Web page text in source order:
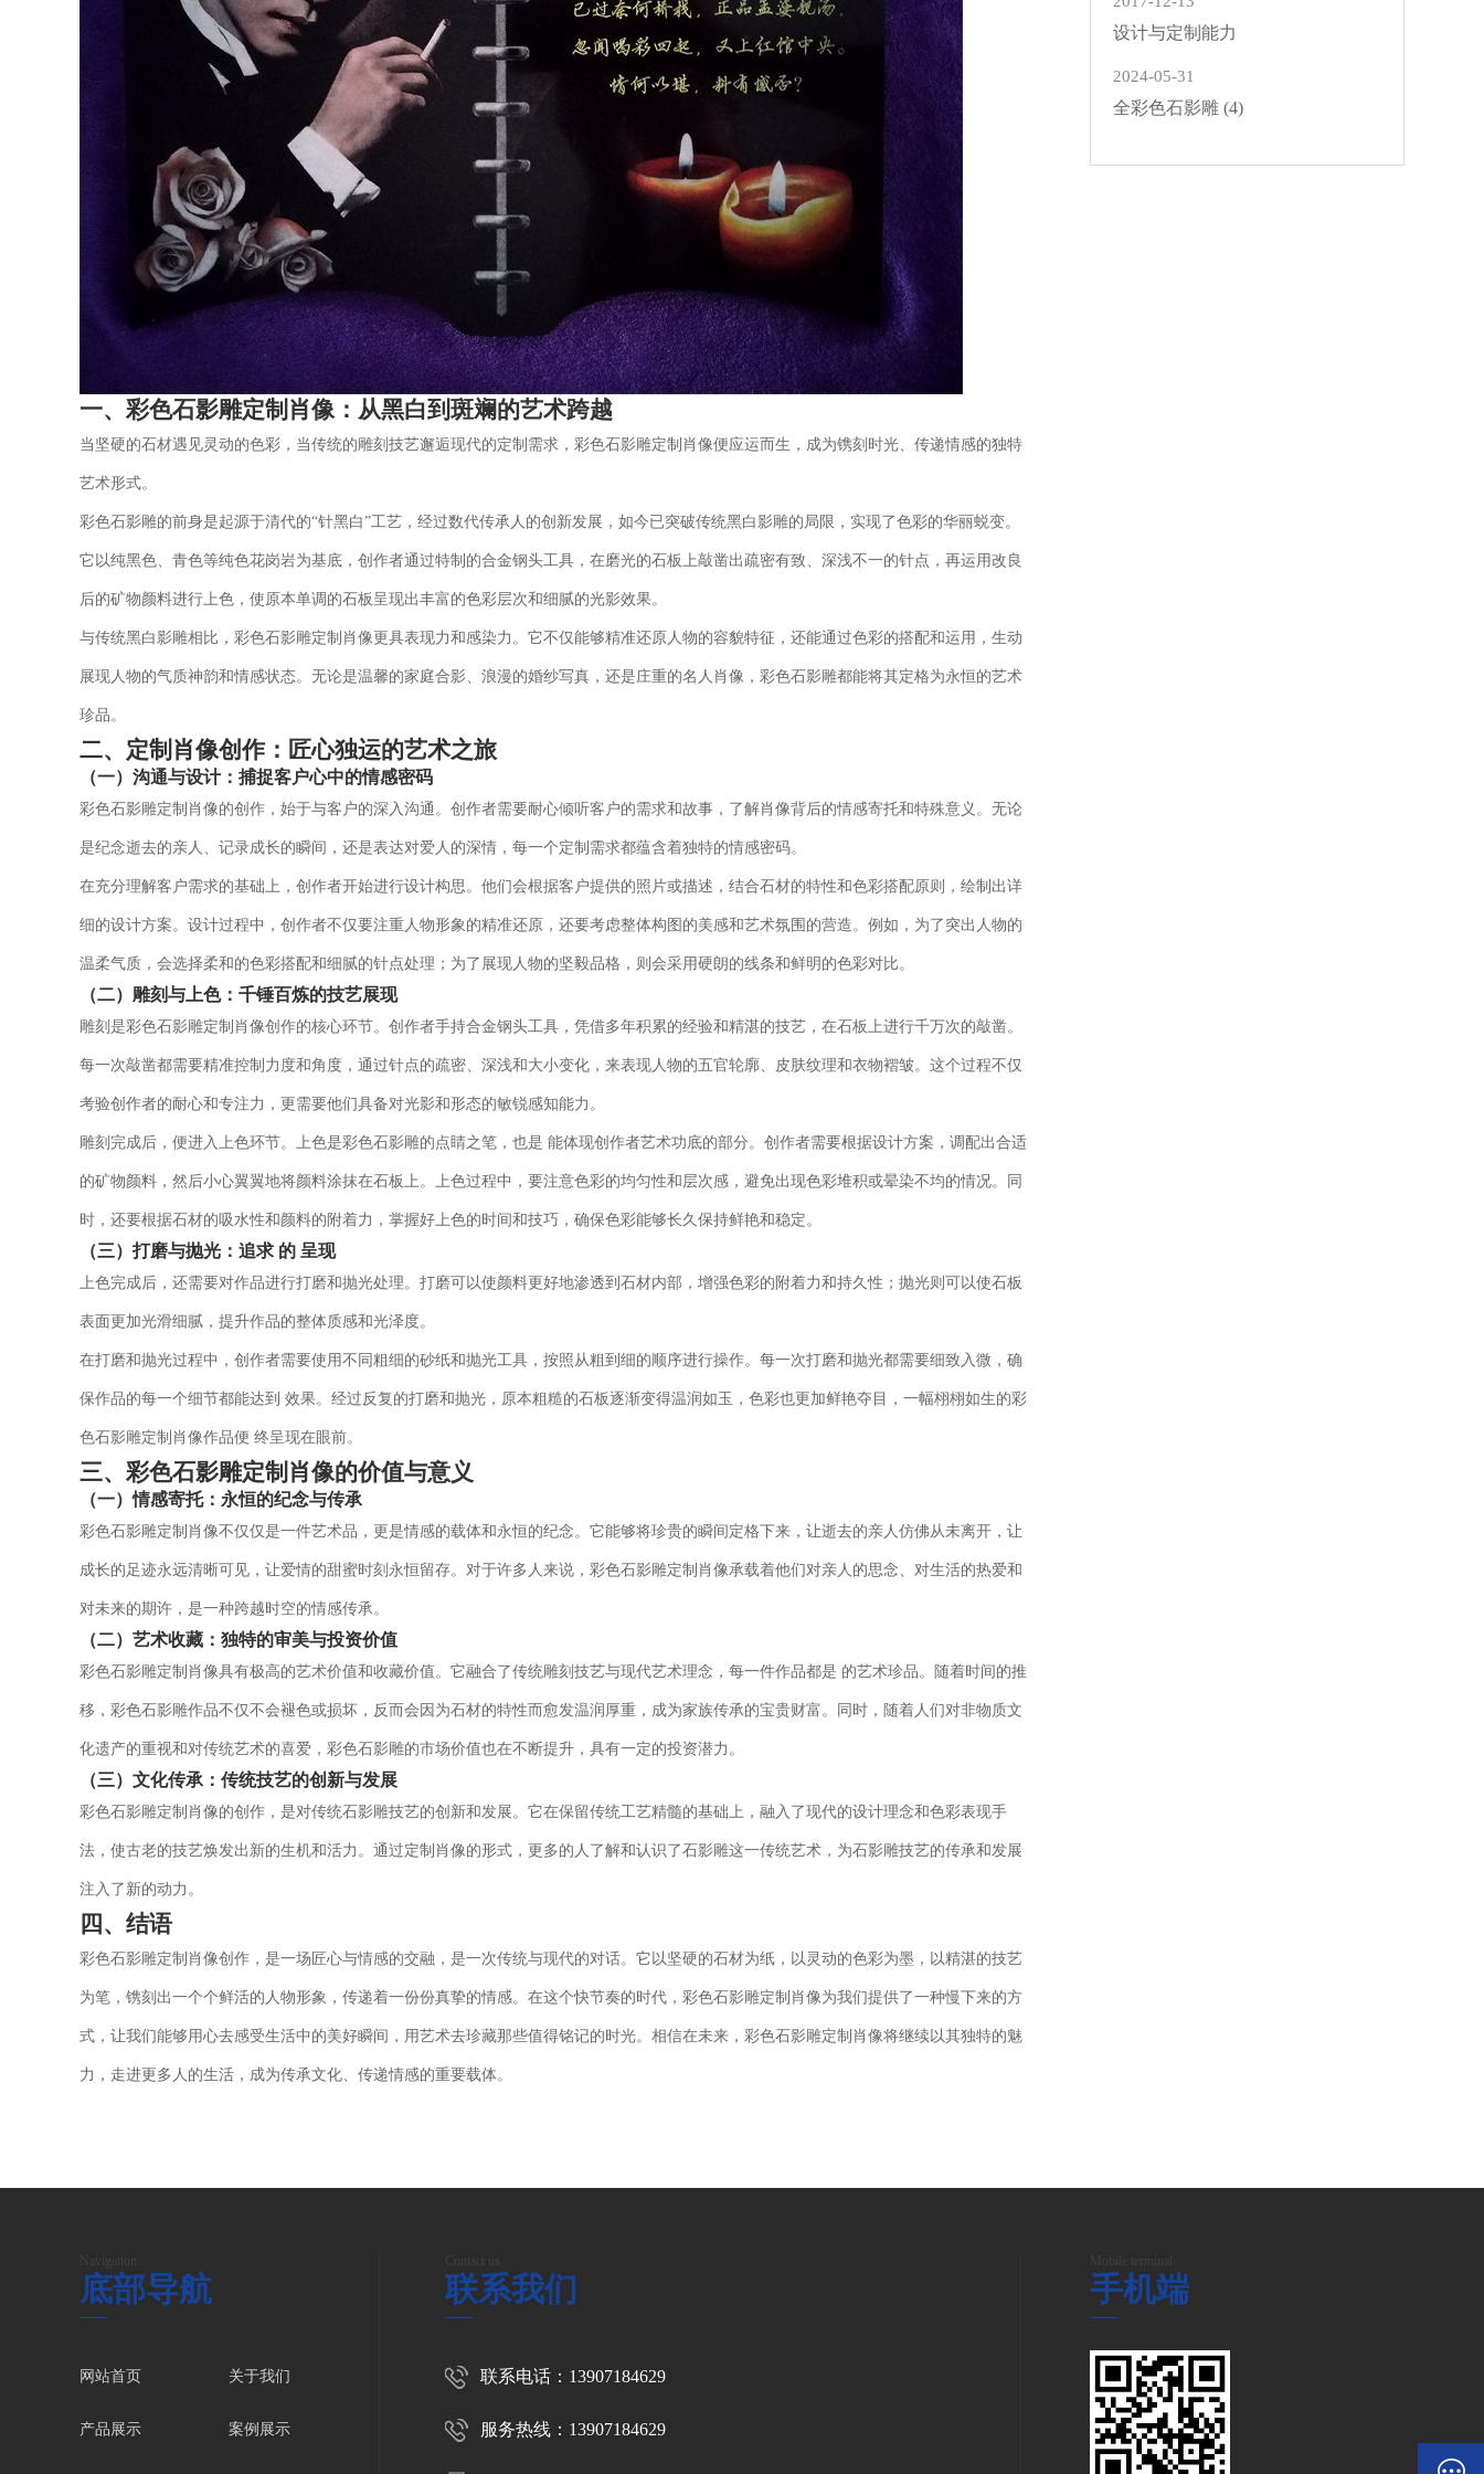
一、彩色石影雕定制肖像：从黑白到斑斓的艺术跨越
当坚硬的石材遇见灵动的色彩，当传统的雕刻技艺邂逅现代的定制需求，彩色石影雕定制肖像便应运而生，成为镌刻时光、传递情感的独特
艺术形式。
彩色石影雕的前身是起源于清代的“针黑白”工艺，经过数代传承人的创新发展，如今已突破传统黑白影雕的局限，实现了色彩的华丽蜕变。
它以纯黑色、青色等纯色花岗岩为基底，创作者通过特制的合金钢头工具，在磨光的石板上敲凿出疏密有致、深浅不一的针点，再运用改良
后的矿物颜料进行上色，使原本单调的石板呈现出丰富的色彩层次和细腻的光影效果。
与传统黑白影雕相比，彩色石影雕定制肖像更具表现力和感染力。它不仅能够精准还原人物的容貌特征，还能通过色彩的搭配和运用，生动
展现人物的气质神韵和情感状态。无论是温馨的家庭合影、浪漫的婚纱写真，还是庄重的名人肖像，彩色石影雕都能将其定格为永恒的艺术
珍品。
二、定制肖像创作：匠心独运的艺术之旅
（一）沟通与设计：捕捉客户心中的情感密码
彩色石影雕定制肖像的创作，始于与客户的深入沟通。创作者需要耐心倾听客户的需求和故事，了解肖像背后的情感寄托和特殊意义。无论
是纪念逝去的亲人、记录成长的瞬间，还是表达对爱人的深情，每一个定制需求都蕴含着独特的情感密码。
在充分理解客户需求的基础上，创作者开始进行设计构思。他们会根据客户提供的照片或描述，结合石材的特性和色彩搭配原则，绘制出详
细的设计方案。设计过程中，创作者不仅要注重人物形象的精准还原，还要考虑整体构图的美感和艺术氛围的营造。例如，为了突出人物的
温柔气质，会选择柔和的色彩搭配和细腻的针点处理；为了展现人物的坚毅品格，则会采用硬朗的线条和鲜明的色彩对比。
（二）雕刻与上色：千锤百炼的技艺展现
雕刻是彩色石影雕定制肖像创作的核心环节。创作者手持合金钢头工具，凭借多年积累的经验和精湛的技艺，在石板上进行千万次的敲凿。
每一次敲凿都需要精准控制力度和角度，通过针点的疏密、深浅和大小变化，来表现人物的五官轮廓、皮肤纹理和衣物褶皱。这个过程不仅
考验创作者的耐心和专注力，更需要他们具备对光影和形态的敏锐感知能力。
雕刻完成后，便进入上色环节。上色是彩色石影雕的点睛之笔，也是 能体现创作者艺术功底的部分。创作者需要根据设计方案，调配出合适
的矿物颜料，然后小心翼翼地将颜料涂抹在石板上。上色过程中，要注意色彩的均匀性和层次感，避免出现色彩堆积或晕染不均的情况。同
时，还要根据石材的吸水性和颜料的附着力，掌握好上色的时间和技巧，确保色彩能够长久保持鲜艳和稳定。
（三）打磨与抛光：追求 的 呈现
上色完成后，还需要对作品进行打磨和抛光处理。打磨可以使颜料更好地渗透到石材内部，增强色彩的附着力和持久性；抛光则可以使石板
表面更加光滑细腻，提升作品的整体质感和光泽度。
在打磨和抛光过程中，创作者需要使用不同粗细的砂纸和抛光工具，按照从粗到细的顺序进行操作。每一次打磨和抛光都需要细致入微，确
保作品的每一个细节都能达到 效果。经过反复的打磨和抛光，原本粗糙的石板逐渐变得温润如玉，色彩也更加鲜艳夺目，一幅栩栩如生的彩
色石影雕定制肖像作品便 终呈现在眼前。
三、彩色石影雕定制肖像的价值与意义
（一）情感寄托：永恒的纪念与传承
彩色石影雕定制肖像不仅仅是一件艺术品，更是情感的载体和永恒的纪念。它能够将珍贵的瞬间定格下来，让逝去的亲人仿佛从未离开，让
成长的足迹永远清晰可见，让爱情的甜蜜时刻永恒留存。对于许多人来说，彩色石影雕定制肖像承载着他们对亲人的思念、对生活的热爱和
对未来的期许，是一种跨越时空的情感传承。
（二）艺术收藏：独特的审美与投资价值
彩色石影雕定制肖像具有极高的艺术价值和收藏价值。它融合了传统雕刻技艺与现代艺术理念，每一件作品都是 的艺术珍品。随着时间的推
移，彩色石影雕作品不仅不会褪色或损坏，反而会因为石材的特性而愈发温润厚重，成为家族传承的宝贵财富。同时，随着人们对非物质文
化遗产的重视和对传统艺术的喜爱，彩色石影雕的市场价值也在不断提升，具有一定的投资潜力。
（三）文化传承：传统技艺的创新与发展
彩色石影雕定制肖像的创作，是对传统石影雕技艺的创新和发展。它在保留传统工艺精髓的基础上，融入了现代的设计理念和色彩表现手
法，使古老的技艺焕发出新的生机和活力。通过定制肖像的形式，更多的人了解和认识了石影雕这一传统艺术，为石影雕技艺的传承和发展
注入了新的动力。
四、结语
彩色石影雕定制肖像创作，是一场匠心与情感的交融，是一次传统与现代的对话。它以坚硬的石材为纸，以灵动的色彩为墨，以精湛的技艺
为笔，镌刻出一个个鲜活的人物形象，传递着一份份真挚的情感。在这个快节奏的时代，彩色石影雕定制肖像为我们提供了一种慢下来的方
式，让我们能够用心去感受生活中的美好瞬间，用艺术去珍藏那些值得铭记的时光。相信在未来，彩色石影雕定制肖像将继续以其独特的魅
力，走进更多人的生活，成为传承文化、传递情感的重要载体。
设计与定制能力
2024-05-31
全彩色石影雕 (4)
底部导航
网站首页 关于我们
产品展示 案例展示
联系我们
联系电话：13907184629
服务热线：13907184629
手机端